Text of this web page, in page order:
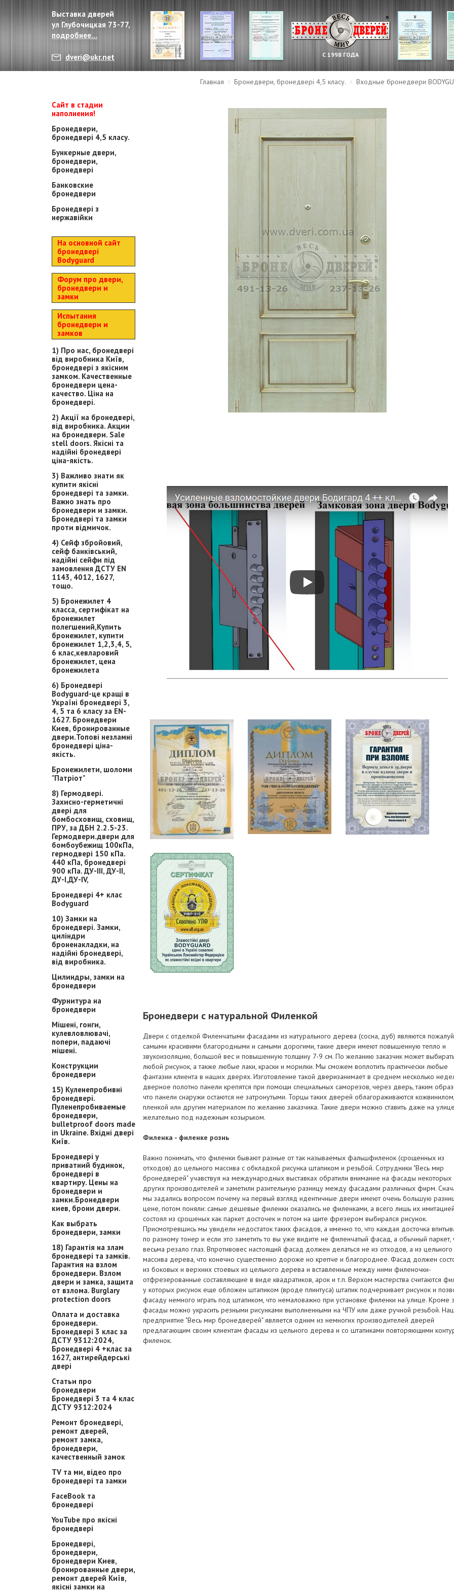
Выставка дверей
ул Глубочицкая 73-77,
подробнее...
dveri@ukr.net С 1998 ГОДА
Главная Бронедвери, бронедвері 4,5 класу. Входные бронедвери
Сайт в стадии
наполнения!
Бронедвери,
бронедвері 4,5 класу.
Бункерные двери,
бронедвери,
бронедвері
Банковские
бронедвери
Бронедвері з
нержавійки
На основной сайт
бронедвері
Bodyguard
Форум про двери,
бронедвери и
замки
Испытания
бронедвери и
замков
1) Про нас, бронедвері
від виробника Київ,
бронедвері з якісним
замком. Качественные
бронедвери цена-
качество. Ціна на
бронедвері.
2) Акції на бронедвері,
від виробника. Акции
на бронедвери. Sale
stell doors. Якісні та
надійні бронедвері
ціна-якість.
3) Важливо знати як
купити якісні
бронедвері та замки.
Важно знать про
бронедвери и замки.
Бронедвері та замки
проти відмичок.
4) Сейф збройовий,
сейф банківський,
надійні сейфи під
замовлення ДСТУ EN
1143, 4012, 1627,
тощо.
5) Бронежилет 4
класса, сертифікат на
бронежилет
полегшений,Купить
бронежилет, купити
бронежилет 1,2,3,4, 5,
6 клас,кевларовий
бронежилет, цена
бронежилета
6) Бронедвері
Bodyguard-це кращі в
Україні бронедвері 3,
4, 5 та 6 класу за EN-
1627. Бронедвери
Киев, бронированные
двери.Топові незламні
бронедвері ціна-
якість.
Бронежилети, шоломи
"Патріот"
8) Гермодвері.
Захисно-герметичні
двері для
бомбосховищ, сховищ,
ПРУ, за ДБН 2.2.5-23.
Гермодвери.двери для
бомбоубежищ 100кПа,
гермодвері 150 кПа.
440 кПа, бронедвері
900 кПа. ДУ-ІІІ, ДУ-ІІ,
ДУ-І,ДУ-ІV,
Бронедвері 4+ клас
Bodyguard
10) Замки на
бронедвері. Замки,
циліндри
броненакладки, на
надійні бронедвері,
від виробника.
Цилиндры, замки на
бронедвери
Фурнитура на
бронедвери
Мішені, гонги,
кулевловлювачі,
попери, падаючі
мішені.
Конструкции
бронедвери
15) Куленепробивні
бронедвері.
Пуленепробиваемые
бронедвери,
bulletproof doors made
in Ukraine. Вхідні двері
Київ.
Бронедвері у
приватний будинок,
бронедвері в
квартиру. Цены на
бронедвери и
замки.Бронедвери
киев, брони двери.
Как выбрать
бронедвери, замки
18) Гарантія на злам
бронедвері та замків.
Гарантия на взлом
бронедвери. Взлом
двери и замка, защита
от взлома. Burglary
protection doors
Оплата и доставка
бронедвери.
Бронедвері 3 клас за
ДСТУ 9312:2024,
Бронедвері 4 +клас за
1627, антирейдерські
двері
Статьи про
бронедвери
Бронедвері 3 та 4 клас
ДСТУ 9312:2024
Ремонт бронедвері,
ремонт дверей,
ремонт замка,
бронедвери,
качественный замок
TV та ми, відео про
бронедвері та замки
FaceBook та
бронедвері
YouTube про якісні
бронедвері
Бронедвері,
бронедвери,
бронедвери Киев,
бронированные двери,
ремонт дверей Київ,
якісні замки на
Бронедвери с натуральной Филенкой
Двери с отделкой Филенчатыми фасадами из натурального дерева (сосна, дуб) являются пожалуй
самыми красивими благородными и самыми дорогими, такие двери имеют повышенную тепло и
звукоизоляцию, большой вес и повышенную толщину 7-9 см. По желанию заказчик может
любой рисунок, а также любые лаки, краски и морилки. Мы сможем воплотить практически любые
фантазии клиента в наших дверях. Изготовление такой дверизанимает в среднем несколько
дверное полотно панели крепятся при помощи специальных саморезов, через дверь, таким
что панели снаружи остаются не затронутыми. Торцы таких дверей облагораживаются кожвинилом,
пленкой или другим материалом по желанию заказчика. Такие двери можно ставить даже на
желательно под надежным козырьком.
Филенка - филенке рознь
Важно понимать, что филенки бывают разные от так называемых фальшфиленок (срощенных из
отходов) до цельного массива с обкладкой рисунка штапиком и резьбой. Сотрудники "Весь мир
бронедверей" учавствуя на международных выставках обратили внимание на фасады некоторых
других производителей и заметили разительную разницу между фасадами различных фирм.
мы задались вопросом почему на первый взгляд идентичные двери имеют очень большую
цене, потом поняли: cамые дешевые филенки оказались не филенками, а всего лишь их
состоял из срошеных как паркет досточек и потом на щите фрезером выбирался рисунок.
Присмотревшись мы увидели недостаток таких фасадов, а именно то, что каждая досточка
по разному тонер и если это заметить то вы уже видите не филенчатый фасад, а обычный паркет,
весьма резало глаз. Впротивовес настоящий фасад должен делаться не из отходов, а из цельного
массива дерева, что конечно существенно дороже но крепче и благороднее. Фасад должен
из боковых и верхних стоевых из цельного дерева и вставленные между ними филеночки-
отфрезерованные составляющие в виде квадратиков, арок и т.п. Верхом мастерства считаются
у которых рисунок еще обложен штапиком (вроде плинтуса) штапик подчеркивает рисунок и
фасаду немного играть под штапиком, что немаловажно при установке филенки на улице. Кроме
фасады можно украсить резными рисунками выполненными на ЧПУ или даже ручной резьбой.
предприятие "Весь мир бронедверей" является одним из немногих производителей дверей
предлагающим своим клиентам фасады из цельного дерева и со штапиками повторяющими
филенок.